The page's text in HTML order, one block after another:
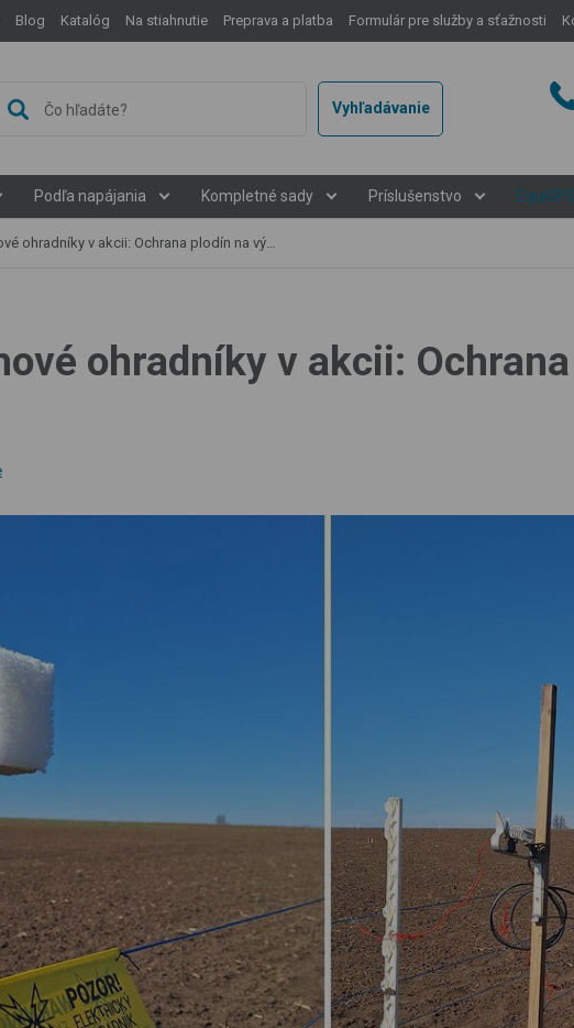
Blog Katalóg Na stiahnutie Preprava a platba Formulár pre služby a sťažnosti
Vyhľadávanie
Podľa napájania Kompletné sady Príslušenstvo EquiGPS
v akcii: Ochrana plodín na výstave Naše pole
ohradníky v akcii: